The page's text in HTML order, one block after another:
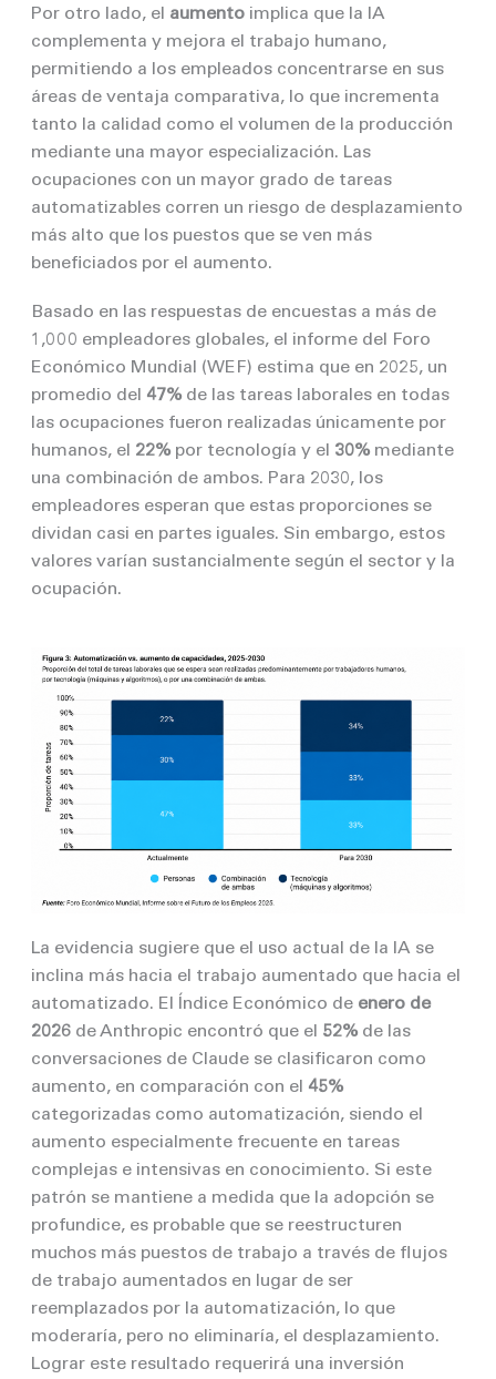
Por otro lado, el aumentoimplica que la IA
complementa y mejora el trabajo humano,
permitiendo a los empleados concentrarse en sus
áreas de ventaja comparativa, lo que incrementa
tanto la calidad como el volumen de la producción
mediante una mayor especialización. Las
ocupaciones con un mayor grado de tareas
automatizables corren un riesgo de desplazamiento
más alto que los puestos que se ven más
beneficiados por el aumento.
Basado en las respuestas de encuestas a más de
1,000 empleadores globales, el informe del Foro
Económico Mundial (WEF) estima que en 2025, un
promedio del 47%de las tareas laborales en todas
las ocupaciones fueron realizadas únicamente por
humanos, el 22%por tecnología y el 30%mediante
una combinación de ambos. Para 2030, los
empleadores esperan que estas proporciones se
dividan casi en partes iguales. Sin embargo, estos
valores varían sustancialmente según el sector y la
ocupación.
La evidencia sugiere que el uso actual de la IA se
inclina más hacia el trabajo aumentado que hacia el
automatizado. El Índice Económico de enero de
2026de Anthropic encontró que el 52%de las
conversaciones de Claude se clasificaron como
aumento, en comparación con el 45%
categorizadas como automatización, siendo el
aumento especialmente frecuente en tareas
complejas e intensivas en conocimiento. Si este
patrón se mantiene a medida que la adopción se
profundice, es probable que se reestructuren
muchos más puestos de trabajo a través de flujos
de trabajo aumentados en lugar de ser
reemplazados por la automatización, lo que
moderaría, pero no eliminaría, el desplazamiento.
Lograr este resultado requerirá una inversión